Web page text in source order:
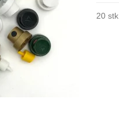
20 stk.